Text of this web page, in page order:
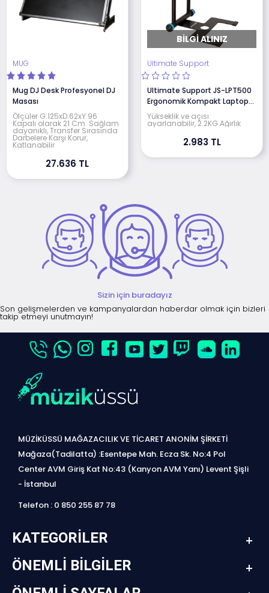
MUG
Mug DJ Desk Profesyonel DJ
Masası
Ölçüler G:125xD:62xY:96
Kapalı olarak 21 Cm. Sağlam
dayanıklı, Transfer Sırasında
Darbelere Karşı Korur,
Katlanabilir
27.636 TL
BILGI ALINIZ
Ultimate Support
Ultimate Support JS-LPT500
Ergonomik Kompakt Laptop
Stand
Yükseklik ve açısı
ayarlanabilir, 2.2KG Ağırlık
2.983 TL
Sizin için buradayız
Son gelişmelerden ve kampanyalardan haberdar olmak için bizleri
takip etmeyi unutmayın!
MÜZİKÜSSÜ MAĞAZACILIK VE TİCARET ANONİM ŞİRKETİ
Mağaza(Tadilatta) :Esentepe Mah. Ecza Sk. No:4 Pol
Center AVM Giriş Kat No:43 (Kanyon AVM Yanı) Levent Şişli
- İstanbul
Telefon : 0 850 255 87 78
KATEGORILER
ÖNEMLI BILGILER